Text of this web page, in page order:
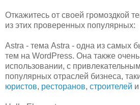
Откажитесь от своей громоздкой
из этих проверенных популярных:
Astra - тема Astra - одна из самых
тем на WordPress. Она также
использовании, с
популярных отраслей бизнеса,
юристов, ресторанов, строителей